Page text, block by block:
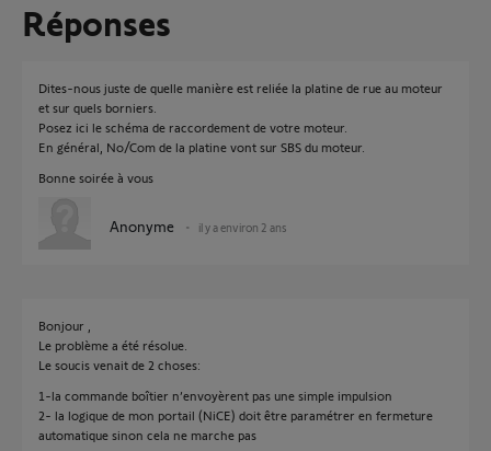
Réponses
Dites-nous juste de quelle manière est reliée la platine de rue au moteur
et sur quels borniers.
Posez ici le schéma de raccordement de votre moteur.
En général, No/Com de la platine vont sur SBS du moteur.
Bonne soirée à vous
Anonyme il y a environ 2 ans
Bonjour ,
Le problème a été résolue.
Le soucis venait de 2 choses:
1-la commande boîtier n’envoyèrent pas une simple impulsion
2- la logique de mon portail (NiCE) doit être paramétrer en fermeture
automatique sinon cela ne marche pas